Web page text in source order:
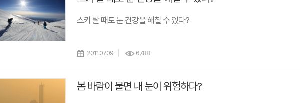
스키 탈 때도 눈 건강을 해칠 수 있다?
2011.07.09 6788
봄 바람이 불면 내 눈이 위험하다?